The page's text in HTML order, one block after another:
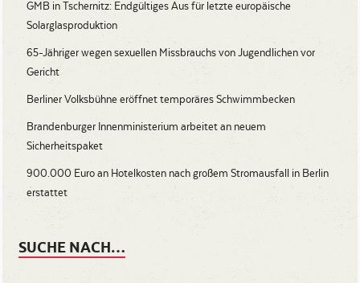
GMB in Tschernitz: Endgültiges Aus für letzte europäische
Solarglasproduktion
65-Jähriger wegen sexuellen Missbrauchs von Jugendlichen vor
Gericht
Berliner Volksbühne eröffnet temporäres Schwimmbecken
Brandenburger Innenministerium arbeitet an neuem
Sicherheitspaket
900.000 Euro an Hotelkosten nach großem Stromausfall in Berlin
erstattet
SUCHE NACH…